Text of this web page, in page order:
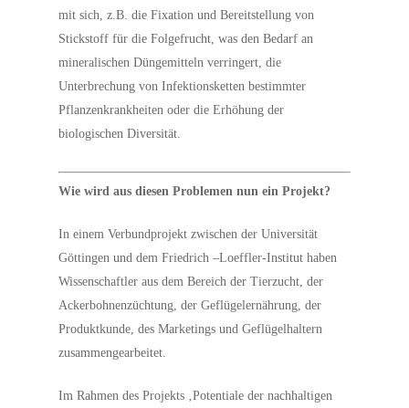
mit sich, z.B. die Fixation und Bereitstellung von
Stickstoff für die Folgefrucht, was den Bedarf an
mineralischen Düngemitteln verringert, die
Unterbrechung von Infektionsketten bestimmter
Pflanzenkrankheiten oder die Erhöhung der
biologischen Diversität.
Wie wird aus diesen Problemen nun ein Projekt?
In einem Verbundprojekt zwischen der Universität
Göttingen und dem Friedrich –Loeffler-Institut haben
Wissenschaftler aus dem Bereich der Tierzucht, der
Ackerbohnenzüchtung, der Geflügelernährung, der
Produktkunde, des Marketings und Geflügelhaltern
zusammengearbeitet.
Im Rahmen des Projekts ‚Potentiale der nachhaltigen